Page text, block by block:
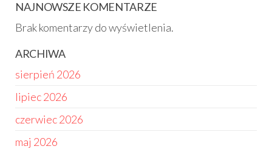
NAJNOWSZE KOMENTARZE
Brak komentarzy do wyświetlenia.
ARCHIWA
sierpień 2026
lipiec 2026
czerwiec 2026
maj 2026